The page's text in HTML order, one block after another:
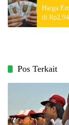
Harga
di
Harganya
Pos Terkait